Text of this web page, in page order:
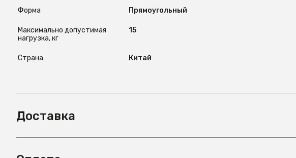
Форма Прямоугольный
Максимально допустимая
нагрузка, кг
15
Страна Китай
Доставка